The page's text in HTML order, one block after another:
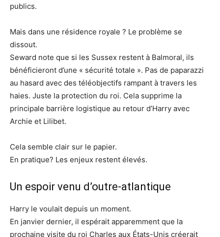
publics.
Mais dans une résidence royale ? Le problème se
dissout.
Seward note que si les Sussex restent à Balmoral, ils
bénéficieront d’une « sécurité totale ». Pas de paparazzi
au hasard avec des téléobjectifs rampant à travers les
haies. Juste la protection du roi. Cela supprime la
principale barrière logistique au retour d’Harry avec
Archie et Lilibet.
Cela semble clair sur le papier.
En pratique? Les enjeux restent élevés.
Un espoir venu d’outre-atlantique
Harry le voulait depuis un moment.
En janvier dernier, il espérait apparemment que la
prochaine visite du roi Charles aux États-Unis créerait